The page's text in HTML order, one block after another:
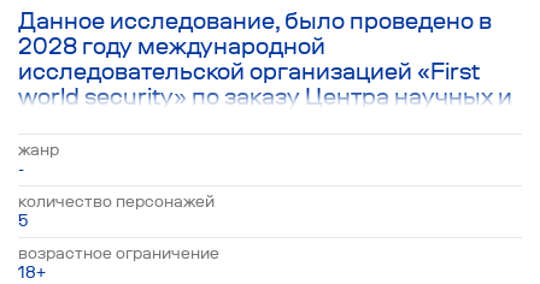
Данное исследование, было проведено в
2028 году международной
исследовательской организацией «First
world security» по заказу Центра научных и
Constructive Ethic». В основу этой
театральной постановки легли
расшифровки трех интервью,
предоставленных нам заказчиком данного
проекта.
жанр
-
количество персонажей
5
возрастное ограничение
18+